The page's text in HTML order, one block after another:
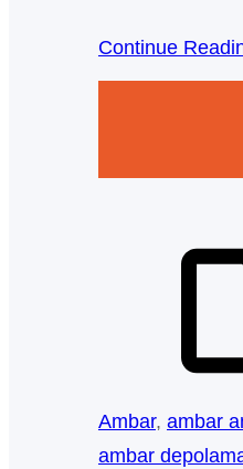
Continue
Ambar, ambar
ambar